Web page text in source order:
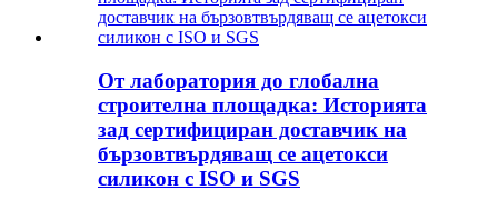
От лаборатория до глобална
строителна площадка: Историята
зад сертифициран доставчик на
бързовтвърдяващ се ацетокси
силикон с ISO и SGS